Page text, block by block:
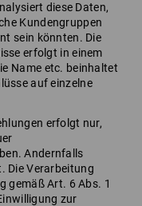
diese Daten,
Kundengruppen
sein könnten. Die
erfolgt in einem
Name etc. beinhaltet
auf einzelne
erfolgt nur,
Andernfalls
Die Verarbeitung
gemäß Art. 6 Abs. 1
zur